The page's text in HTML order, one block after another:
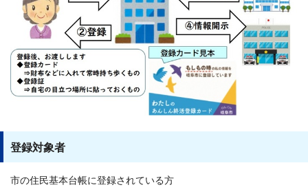
登録対象者
市の住民基本台帳に登録されている方